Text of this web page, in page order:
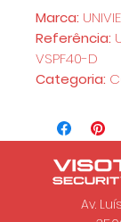
Marca:
Referência:
VSPF40-D
Categoria:
Av.